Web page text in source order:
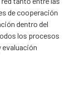
de cooperación
dentro del
los procesos
evaluación